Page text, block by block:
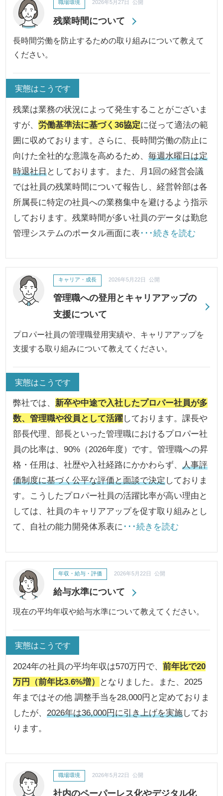
残業時間について
職場環境 2026年5月27日 公開
長時間労働を防止するための取り組みについて教えて
ください。
実態はこうです
残業は業務の状況によって発生することがございま
すが、労働基準法に基づく36協定に従って適法の範
囲に収めております。さらに、長時間労働の防止に
向けた全社的な意識を高めるため、毎週水曜日は定
時退社日としております。また、月1回の経営会議
では社員の残業時間について報告し、経営幹部は各
所属長に特定の社員への業務集中を避けるよう指示
しております。残業時間が多い社員のデータは勤怠
管理システムのポータル画面に表 ･･･続きを読む
管理職への登用とキャリアアップの
支援について
キャリア・成長 2026年5月22日 公開
プロパー社員の管理職登用実績や、キャリアアップを
支援する取り組みについて教えてください。
実態はこうです
弊社では、新卒や中途で入社したプロパー社員が多
数、管理職や役員として活躍しております。課長や
部長代理、部長といった管理職におけるプロパー社
員の比率は、90%（2026年度）です。管理職への昇
格・任用は、社歴や入社経路にかかわらず、人事評
価制度に基づく公平な評価と面談で決定しておりま
す。こうしたプロパー社員の活躍比率が高い理由と
しては、社員のキャリアアップを促す取り組みとし
て、自社の能力開発体系表に ･･･続きを読む
給与水準について
年収・給与・評価 2026年5月22日 公開
現在の平均年収や給与水準について教えてください。
実態はこうです
2024年の社員の平均年収は570万円で、前年比で20
万円（前年比3.6%増）
となりました。また、2025
年まではその他 調整手当を28,000円と定めておりま
したが、2026年は36,000円に引き上げを実施してお
ります。
社内のペーパーレス化やデジタル化
職場環境 2026年5月22日 公開